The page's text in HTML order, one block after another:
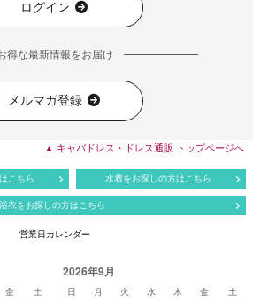
ログイン
得な最新情報をお届け
メルマガ登録
▲ キャバドレス・ドレス通販 トップページへ
こちら 水着をお探しの方はこちら
浴衣をお探しの方はこちら
営業日カレンダー
金
土
2026年9月
日 月 火 水 木 金
土